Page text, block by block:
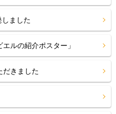
ました
ルの紹介ポスター」
だきました